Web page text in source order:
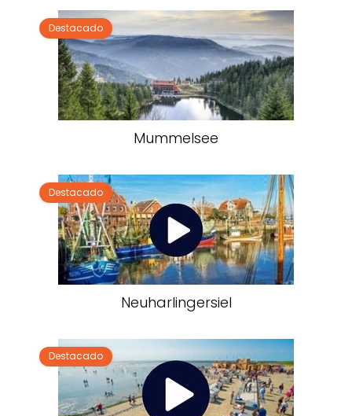
Destacado
Mummelsee
Destacado
Neuharlingersiel
Destacado